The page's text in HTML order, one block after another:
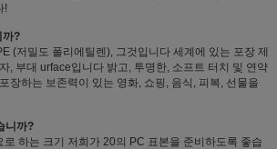
!
까?
(저밀도 폴리에틸렌), 그것입니다 세계에 있는 포장 제
, 부대 urface입니다 밝고, 투명한, 소프트 터치 및 연약
장하는 보존력이 있는 영화, 쇼핑, 음식, 피복, 선물을
니까?
로 하는 크기 저희가 20의 PC 표본을 준비하도록 좋습